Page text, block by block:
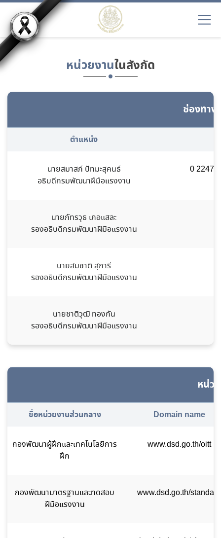
หน่วยงานในสังกัด
ช่องทาง
ตำแหน่ง
นายสมาสภ์ ปัทมะสุคนธ์
อธิบดีกรมพัฒนาฝีมือแรงงาน
0 2247
นายภัทรวุธ เภอแสละ
รองอธิบดีกรมพัฒนาฝีมือแรงงาน
นายสมชาติ สุภารี
รองอธิบดีกรมพัฒนาฝีมือแรงงาน
นายชาติวุฒิ ทองกัน
รองอธิบดีกรมพัฒนาฝีมือแรงงาน
หน่ว
ชื่อหน่วยงานส่วนกลาง Domain name
กองพัฒนาผู้ฝึกและเทคโนโลยีการ
ฝึก
www.dsd.go.th/oitt
กองพัฒนามาตรฐานและทดสอบ
ฝีมือแรงงาน
www.dsd.go.th/standard